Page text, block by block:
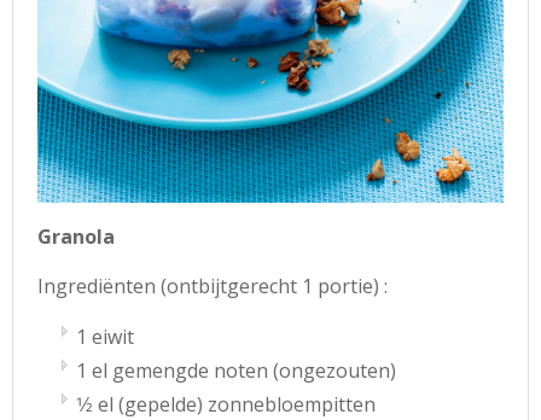
Granola
Ingrediënten (ontbijtgerecht 1 portie) :
1 eiwit
1 el gemengde noten (ongezouten)
1⁄2 el (gepelde) zonnebloempitten